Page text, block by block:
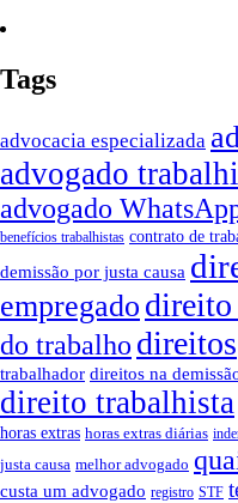
Tags
advocacia especializada
advogado
advogado
benefícios trabalhistas contrato de
demissão por justa causa
empregado direito
do trabalho direitos
trabalhador direitos na
direito trabalhista
horas extras horas extras diárias
justa causa melhor advogado
custa um advogado registro STF